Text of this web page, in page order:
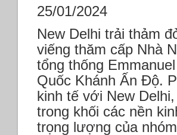
‘đơn
thay
đổi
bay
qua
eo
biển
25/01/2024
New Delhi trải thảm
viếng thăm cấp Nhà
tổng thống
Quốc Khánh Ấn Độ.
kinh tế với New
trong khối các nền
trọng lượng của